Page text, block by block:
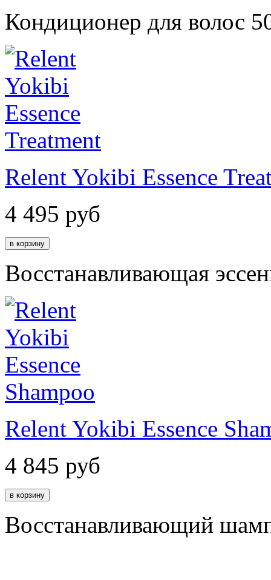
Кондиционер для волос
Relent Yokibi Essence
4 495 руб
Восстанавливающая
Relent Yokibi Essence
4 845 руб
Восстанавливающий